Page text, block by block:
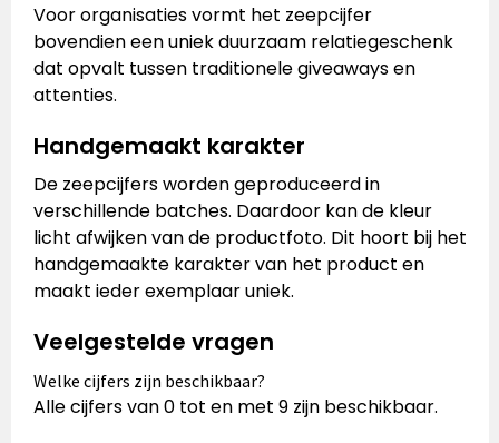
Voor organisaties vormt het zeepcijfer
bovendien een uniek duurzaam relatiegeschenk
dat opvalt tussen traditionele giveaways en
attenties.
Handgemaakt karakter
De zeepcijfers worden geproduceerd in
verschillende batches. Daardoor kan de kleur
licht afwijken van de productfoto. Dit hoort bij het
handgemaakte karakter van het product en
maakt ieder exemplaar uniek.
Veelgestelde vragen
Welke cijfers zijn beschikbaar?
Alle cijfers van 0 tot en met 9 zijn beschikbaar.